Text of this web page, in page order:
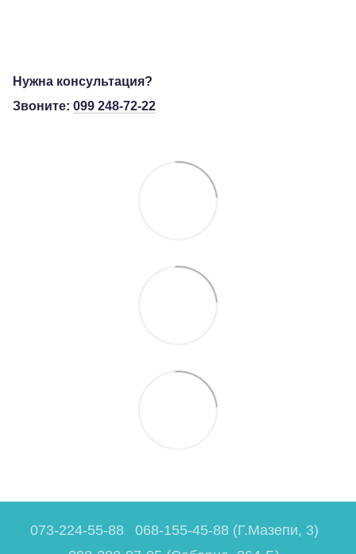
Нужна консультация?
Звоните: 099 248-72-22
073-224-55-88
068-155-45-88 (Г.Мазепи, 3)